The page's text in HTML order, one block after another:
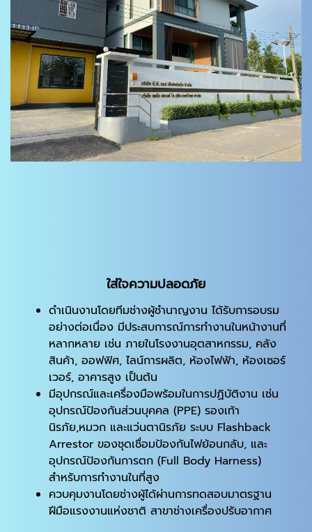
ใส่ใจความปลอดภัย
ดำเนินงานโดยทีมช่างผู้ชำนาญงาน ได้รับการอบรม
อย่างต่อเนื่อง มีประสบการณ์การทำงานในหน้างานที่
หลากหลาย เช่น ภายในโรงงานอุตสาหกรรม, คลัง
สินค้า, ออฟฟิศ, ไลน์การผลิต, ห้องไฟฟ้า, ห้องเซอร์
เวอร์, อาคารสูง เป็นต้น
มีอุปกรณ์และเครื่องมือพร้อมในการปฏิบัติงาน เช่น
อุปกรณ์ป้องกันส่วนบุคคล (PPE) รองเท้า
นิรภัย,หมวก และแว่นตานิรภัย ระบบ Flashback
Arrestor ของชุดเชื่อมป้องกันไฟย้อนกลับ, และ
อุปกรณ์ป้องกันการตก (Full Body Harness)
สำหรับการทำงานในที่สูง
ควบคุมงานโดยช่างผู้ได้ผ่านการทดสอบมาตรฐาน
ฝีมือแรงงานแห่งชาติ สาขาช่างเครื่องปรับอากาศ